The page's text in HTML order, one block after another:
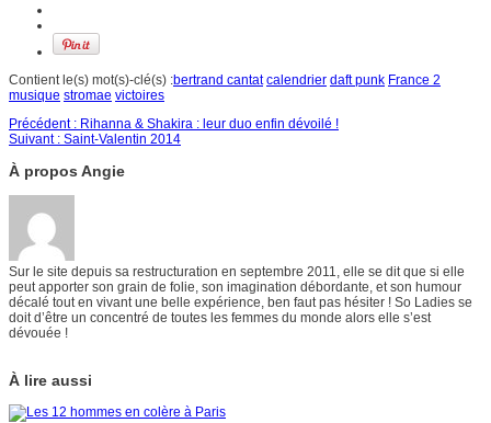
Contient le(s) mot(s)-clé(s) :bertrand cantat calendrier daft punk France 2
musique stromae victoires
Précédent : Rihanna & Shakira : leur duo enfin dévoilé !
Suivant : Saint-Valentin 2014
À propos Angie
Sur le site depuis sa restructuration en septembre 2011, elle se dit que si elle
peut apporter son grain de folie, son imagination débordante, et son humour
décalé tout en vivant une belle expérience, ben faut pas hésiter ! So Ladies se
doit d’être un concentré de toutes les femmes du monde alors elle s’est
dévouée !
À lire aussi